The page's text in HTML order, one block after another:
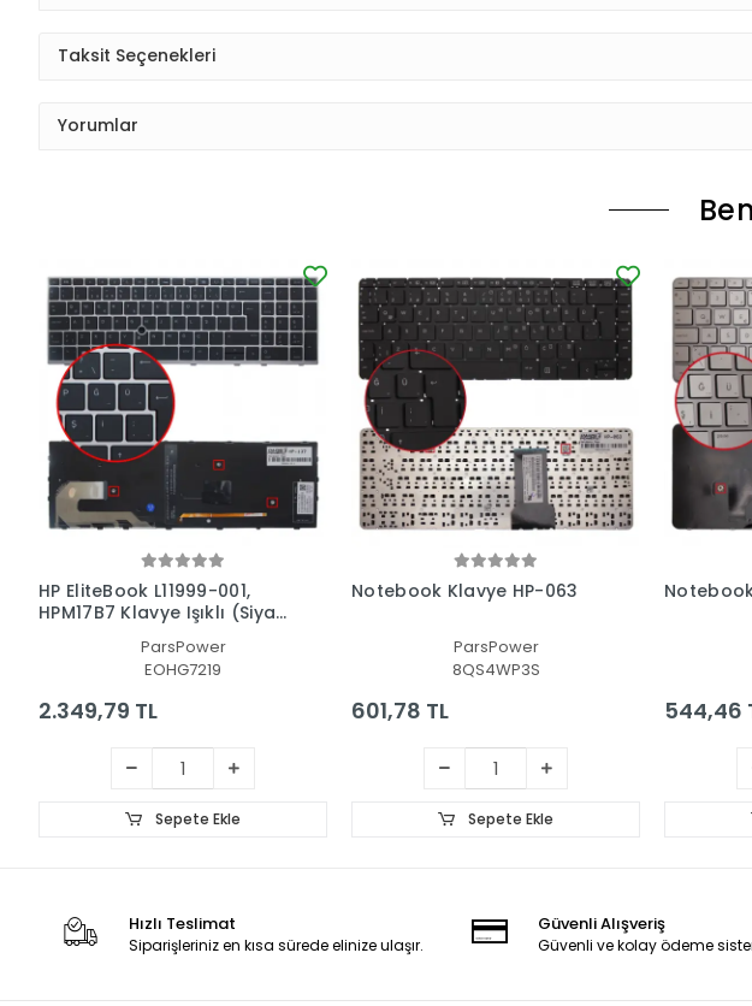
Taksit Seçenekleri
Yorumlar
HP EliteBook L11999-001,
HPM17B7 Klavye Işıklı (Siyah
ParsPower
EOHG7219
2.349,79 TL
Sepete Ekle
Notebook Klavye HP-063
ParsPower
8QS4WP3S
601,78 TL
Sepete Ekle
544,46
Hızlı Teslimat
Siparişleriniz en kısa sürede elinize ulaşır.
Güvenli Alışveriş
Güvenli ve kolay ödeme